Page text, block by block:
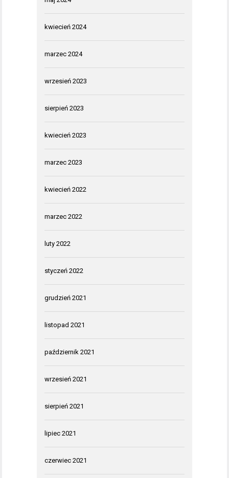
kwiecień 2024
marzec 2024
wrzesień 2023
sierpień 2023
kwiecień 2023
marzec 2023
kwiecień 2022
marzec 2022
luty 2022
styczeń 2022
grudzień 2021
listopad 2021
październik 2021
wrzesień 2021
sierpień 2021
lipiec 2021
czerwiec 2021